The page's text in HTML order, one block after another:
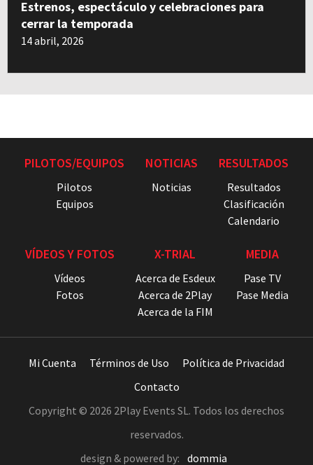
Estrenos, espectáculo y celebraciones para
cerrar la temporada
14 abril, 2026
PILOTOS/EQUIPOS
Pilotos
Equipos
NOTICIAS
Noticias
RESULTADOS
Resultados
Clasificación
Calendario
VÍDEOS Y FOTOS
Vídeos
Fotos
X-TRIAL
Acerca de Esdeux
Acerca de 2Play
Acerca de la FIM
MEDIA
Pase TV
Pase Media
Mi Cuenta Términos de Uso
Política de Privacidad
Contacto
Copyright © 2026 2Play Events SL. Todos los derechos
reservados.
design & powered by: dommia